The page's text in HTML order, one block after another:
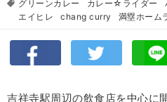
グリーンカレー
カレー☆ライダー
エイヒレ
chang curry 満塁ホーム
吉祥寺駅周辺の飲食店を中心に